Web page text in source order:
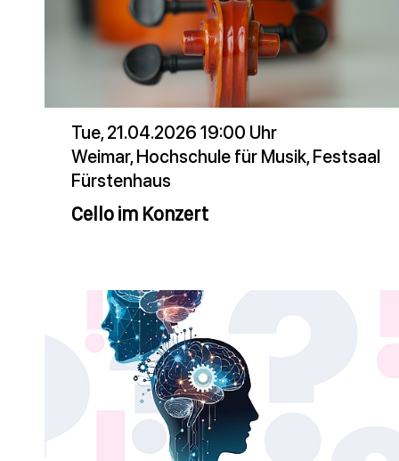
Tue, 21.04.2026 19:00 Uhr
Weimar, Hochschule für Musik, Festsaal
Fürstenhaus
Cello im Konzert